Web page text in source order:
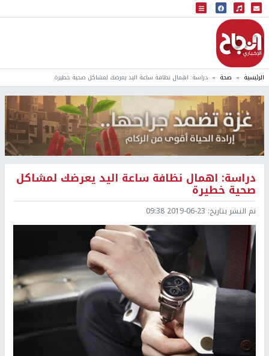
البث المباشر
إذاعة النجاح
الرئيسية صحة دراسة: اهمال نظافة ساعة اليد يعرضك لمشاكل صحية خطيرة
دراسة: اهمال نظافة ساعة اليد يعرضك لمشاكل
صحية خطيرة
تم النشر بتاريخ: 2019-06-23 09:38